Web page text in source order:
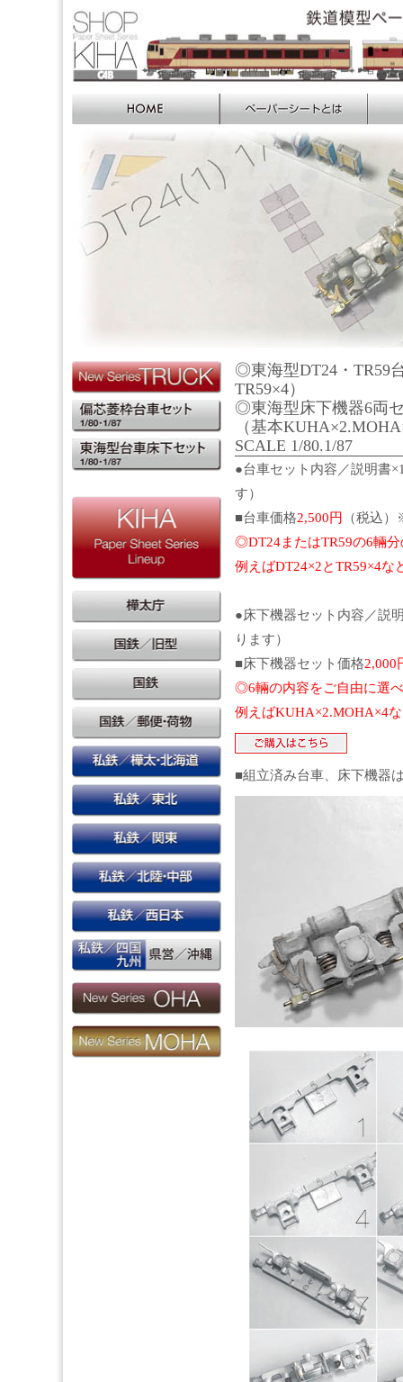
◎東海型DT24・TR59
TR59×4）
◎東海型床下機器6両
（基本
SCALE 1/80.1/87
●台車セット内容／説明書
す）
■台車価格2,500円 （税込
◎DT24またはTR59の6輛
例えばDT24×2とTR59×4な
●床下機器セット内容／説
ります）
■床下機器セット価格2,000
◎6輛の内容をご自由に選
例えばKUHA×2.MOHA×4
■組立済み台車、床下機器